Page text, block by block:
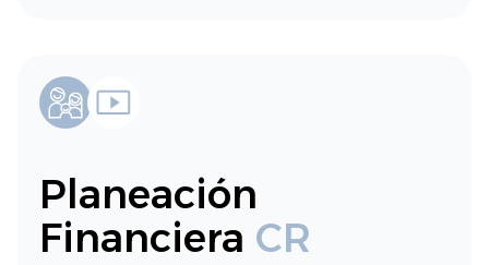
Planeación
Financiera CR